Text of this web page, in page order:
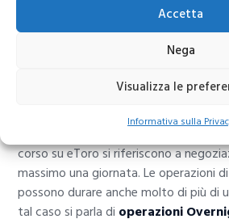
Accetta
Nega
Visualizza le
Informativa sulla
corso su eToro si riferiscono a
massimo una giornata. Le operazioni
possono durare anche molto di più di
tal caso si parla di operazioni